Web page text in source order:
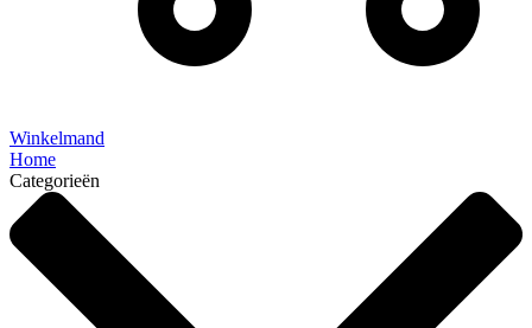
Winkelmand
Home
Categorieën